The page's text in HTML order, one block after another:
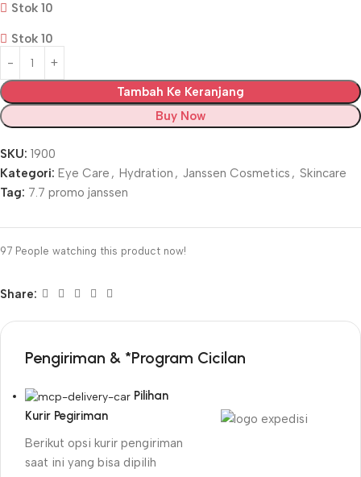
Stok 10
Stok 10
Tambah Ke Keranjang
Buy Now
SKU: 1900
Kategori: Eye Care , Hydration , Janssen Cosmetics , Skincare
Tag: 7.7 promo janssen
97 People watching this product now!
Share:
Pengiriman & *Program Cicilan
Pilihan
Kurir Pegiriman
Berikut opsi kurir pengiriman
saat ini yang bisa dipilih